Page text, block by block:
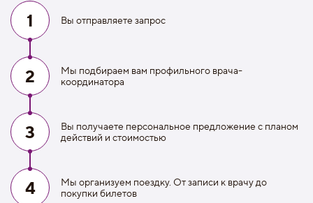
1 Вы отправляете запрос
2
Мы подбираем вам профильного врача-
координатора
3
Вы получаете персональное предложение с планом
действий и стоимостью
4
Мы организуем поездку. От записи к врачу до
покупки билетов